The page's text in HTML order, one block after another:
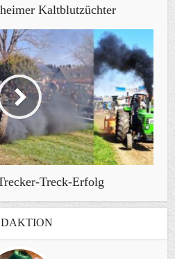
Kaltblutzüchter
Treck-Erfolg